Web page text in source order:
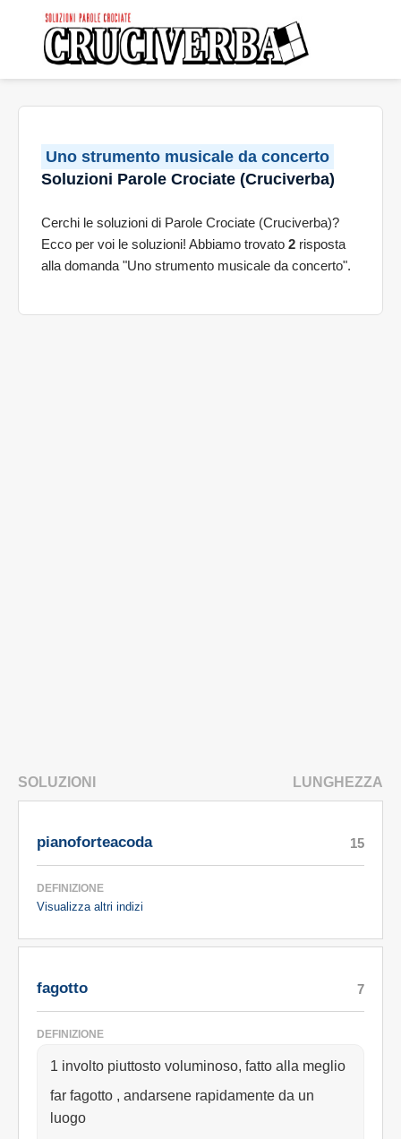
Uno strumento musicale da concerto
Soluzioni Parole Crociate (Cruciverba)
Cerchi le soluzioni di Parole Crociate (Cruciverba)?
Ecco per voi le soluzioni! Abbiamo trovato 2 risposta
alla domanda "Uno strumento musicale da concerto".
SOLUZIONI LUNGHEZZA
pianoforteacoda
DEFINIZIONE
Visualizza altri indizi
15
fagotto
DEFINIZIONE
1 involto piuttosto voluminoso, fatto alla meglio
far fagotto , andarsene rapidamente da un
luogo
7